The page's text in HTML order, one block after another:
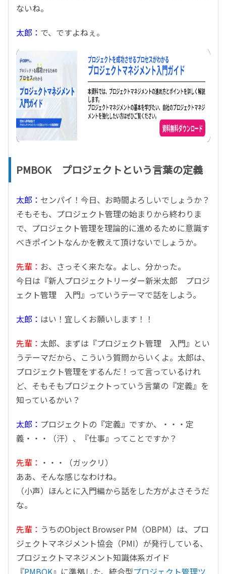
ないね。
太郎： で、ですよねぇ。
PMBOK プロジェクトという言葉の定義
太郎： センパイ！今日、お時間よろしいでしょうか？
そもそも、プロジェクト管理の始まりから終わりま
で、プロジェクト管理を理論的に進めるために意識す
べきポイントなんかを教えて頂けないでしょうか。
先輩： お、さっそく来たな。よし、分かった。
今日は『新人プロジェクトリーダー新米太郎 プロジ
ェクト管理 入門』っていうテーマで話をしよう。
太郎： はい！宜しくお願いします！！
先輩： 太郎、まずは『プロジェクト管理 入門』とい
うテーマだから、こういう質問からいくよ。太郎は、
プロジェクト管理をするんだ！って言っているけれ
ど、そもそもプロジェクトっていう言葉の『定義』を
知っているかい？
太郎： プロジェクトの『定義』ですか、・・・定
義・・・（汗）、『仕事』ってことですか？
先輩： ・・・（ガックリ）
ああ、そんな感じなわけね。
（小声）ほんとに入門編から話をした方がよさそうだ
な。
先輩： うちのObject Browser PM（OBPM）は、プロ
ジェクトマネジメント協会（PMI）が発行している、
プロジェクトマネジメント知識体系ガイド